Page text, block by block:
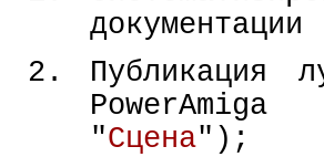
Публикация
"Сцена");